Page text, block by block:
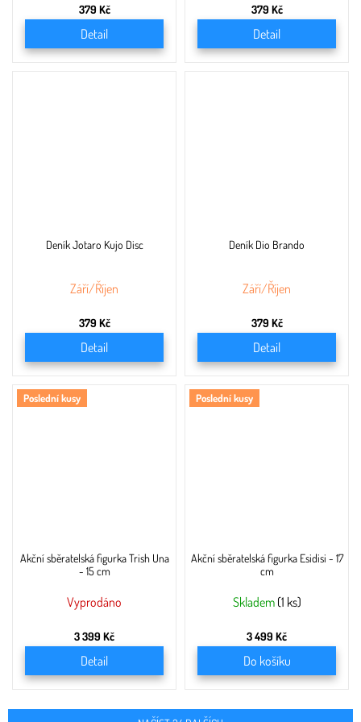
379 Kč
Detail
379 Kč
Detail
Deník Jotaro Kujo Disc
Září/Říjen
379 Kč
Detail
Deník Dio Brando
Září/Říjen
379 Kč
Detail
Poslední kusy
Akční sběratelská figurka Trish Una
- 15 cm
Vyprodáno
3 399 Kč
Detail
Poslední kusy
Akční sběratelská figurka Esidisi - 17
cm
Skladem (1 ks)
3 499 Kč
Do košíku